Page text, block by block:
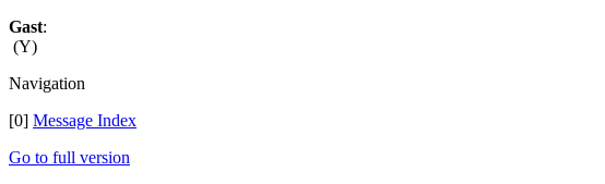
Gast:
(Y)
Navigation
[0] Message Index
Go to full version